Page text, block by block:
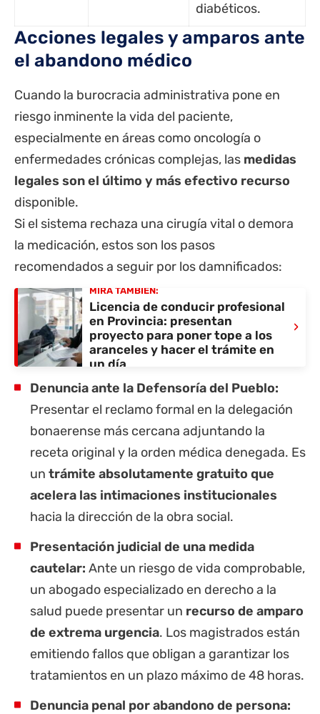
diabéticos.
Acciones legales y amparos ante
el abandono médico
Cuando la burocracia administrativa pone en
riesgo inminente la vida del paciente,
especialmente en áreas como oncología o
enfermedades crónicas complejas, las medidas
legales son el último y más efectivo recurso
disponible.
Si el sistema rechaza una cirugía vital o demora
la medicación, estos son los pasos
recomendados a seguir por los damnificados:
MIRÁ TAMBIÉN:
Licencia de conducir profesional
en Provincia: presentan
proyecto para poner tope a los
aranceles y hacer el trámite en
un día
›
Denuncia ante la Defensoría del Pueblo:
Presentar el reclamo formal en la delegación
bonaerense más cercana adjuntando la
receta original y la orden médica denegada. Es
un trámite absolutamente gratuito que
acelera las intimaciones institucionales
hacia la dirección de la obra social.
Presentación judicial de una medida
cautelar: Ante un riesgo de vida comprobable,
un abogado especializado en derecho a la
salud puede presentar un recurso de amparo
de extrema urgencia. Los magistrados están
emitiendo fallos que obligan a garantizar los
tratamientos en un plazo máximo de 48 horas.
Denuncia penal por abandono de persona: